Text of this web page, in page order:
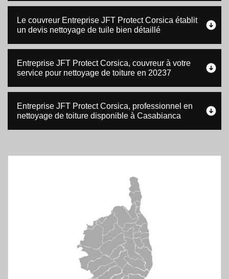
Le couvreur Entreprise JFT Protect Corsica établit
un devis nettoyage de tuile bien détaillé
Entreprise JFT Protect Corsica, couvreur à votre
service pour nettoyage de toiture en 20237
Entreprise JFT Protect Corsica, professionnel en
nettoyage de toiture disponible à Casabianca